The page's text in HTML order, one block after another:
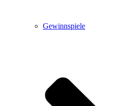
Gewinnspiele